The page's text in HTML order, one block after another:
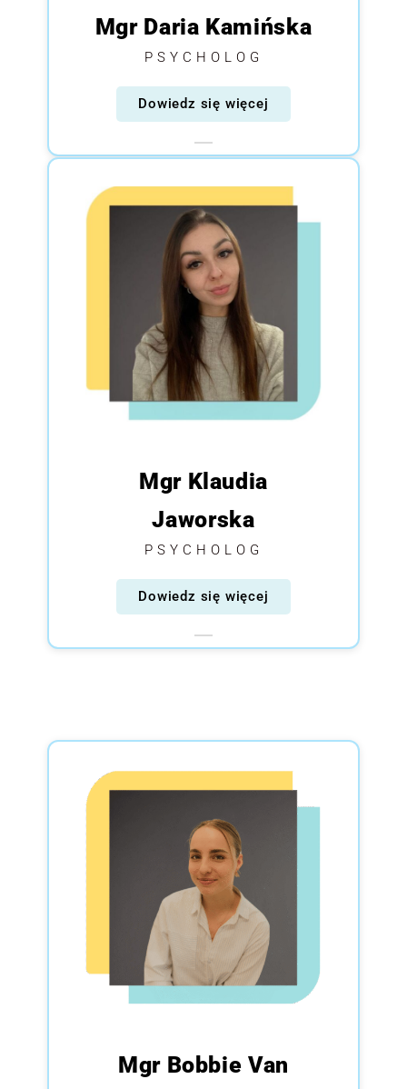
Mgr Daria Kamińska
PSYCHOLOG
Dowiedz się więcej
Mgr Klaudia
Jaworska
PSYCHOLOG
Dowiedz się więcej
Mgr Bobbie Van